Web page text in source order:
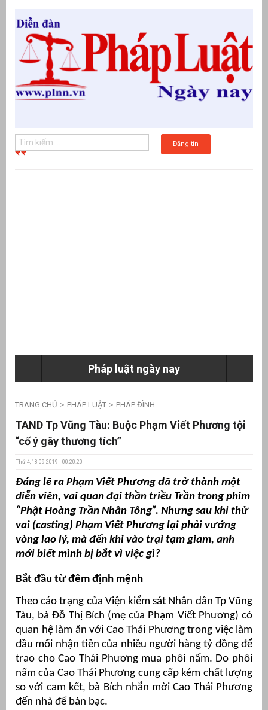
Đăng tin
Pháp luật ngày nay
TRANG CHỦ PHÁP LUẬT PHÁP ĐÌNH
TAND Tp Vũng Tàu: Buộc Phạm Viết Phương tội
“cố ý gây thương tích”
Thứ 4, 18-09-2019 | 00:20:20
Đáng lẽ ra Phạm Viết Phương đã trở thành một
diễn viên, vai quan đại thần triều Trần trong phim
“Phật Hoàng Trần Nhân Tông”. Nhưng sau khi thử
vai (casting) Phạm Viết Phương lại phải vướng
vòng lao lý, mà đến khi vào trại tạm giam, anh
mới biết mình bị bắt vì việc gì?
Bắt đầu từ đêm định mệnh
Theo cáo trạng của Viện kiểm sát Nhân dân Tp Vũng
Tàu, bà Đỗ Thị Bích (mẹ của Phạm Viết Phương) có
quan hệ làm ăn với Cao Thái Phương trong việc làm
đầu mối nhận tiền của nhiều người hàng tỷ đồng để
trao cho Cao Thái Phương mua phôi nấm. Do phôi
nấm của Cao Thái Phương cung cấp kém chất lượng
so với cam kết, bà Bích nhắn mời Cao Thái Phương
đến nhà để bàn bạc.